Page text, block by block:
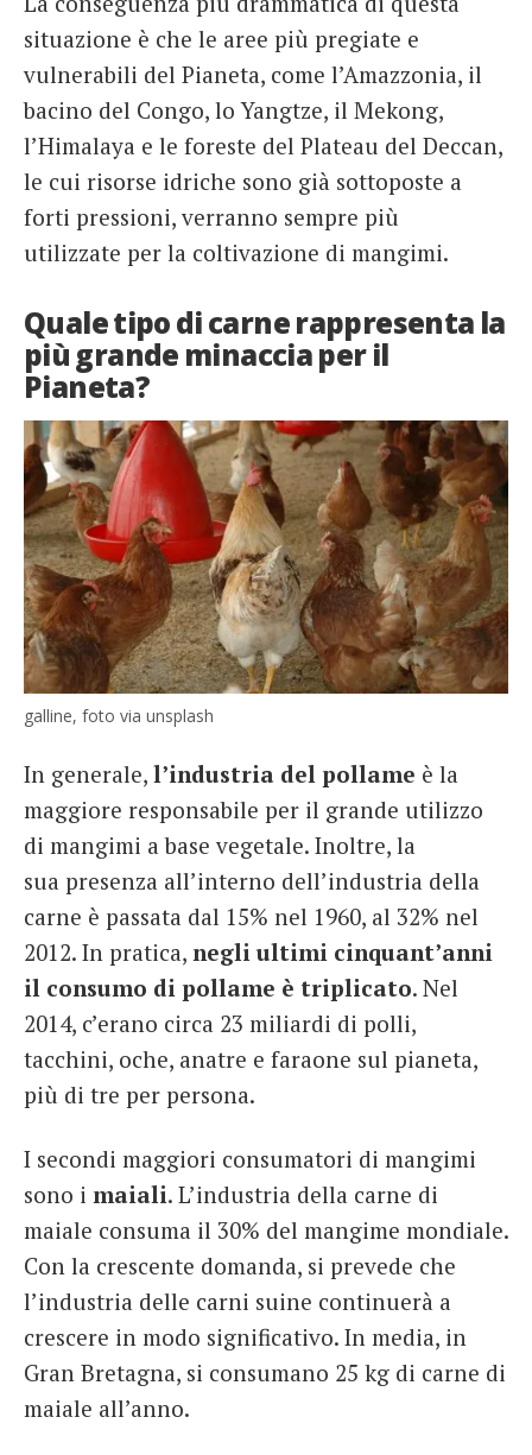
situazione è che le aree più pregiate e
vulnerabili del Pianeta, come l’Amazzonia, il
bacino del Congo, lo Yangtze, il Mekong,
l’Himalaya e le foreste del Plateau del Deccan,
le cui risorse idriche sono già sottoposte a
forti pressioni, verranno sempre più
utilizzate per la coltivazione di mangimi.
Quale tipo di carne rappresenta la
più grande minaccia per il
Pianeta?
galline, foto via unsplash
In generale, l’industria del pollame è la
maggiore responsabile per il grande utilizzo
di mangimi a base vegetale. Inoltre, la
sua presenza all’interno dell’industria della
carne è passata dal 15% nel 1960, al 32% nel
2012. In pratica, negli ultimi cinquant’anni
il consumo di pollame è triplicato. Nel
2014, c’erano circa 23 miliardi di polli,
tacchini, oche, anatre e faraone sul pianeta,
più di tre per persona.
I secondi maggiori consumatori di mangimi
sono i maiali. L’industria della carne di
maiale consuma il 30% del mangime mondiale.
Con la crescente domanda, si prevede che
l’industria delle carni suine continuerà a
crescere in modo significativo. In media, in
Gran Bretagna, si consumano 25 kg di carne di
maiale all’anno.